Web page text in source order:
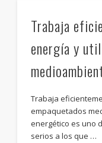
Trabaja
energía y
Trabaja
empaquetados
energético es uno
serios a los que …